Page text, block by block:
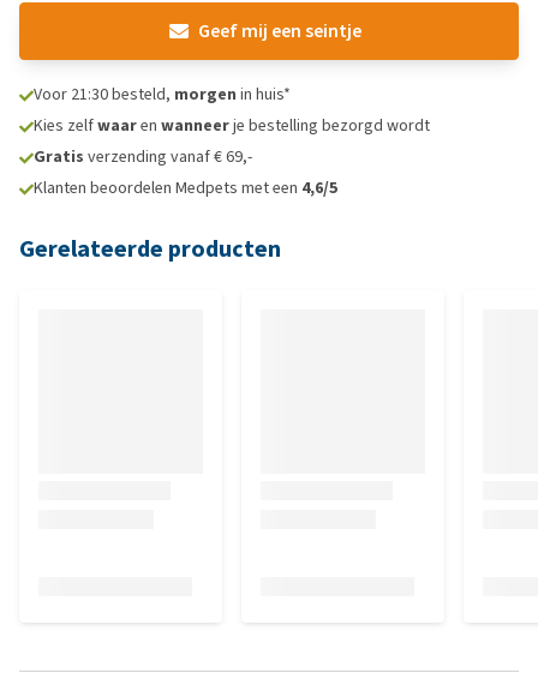
Geef mij een seintje
Voor 21:30 besteld, morgen in huis*
Kies zelfwaaren wanneerje bestelling bezorgd wordt
Gratis verzending vanaf € 69,-
Klanten beoordelen Medpets met een 4,6/5
Gerelateerde producten